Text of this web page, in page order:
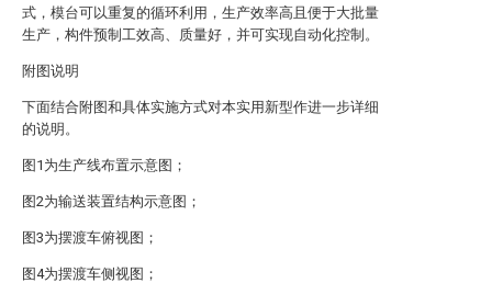
式，模台可以重复的循环利用，生产效率高且便于大批量
生产，构件预制工效高、质量好，并可实现自动化控制。
附图说明
下面结合附图和具体实施方式对本实用新型作进一步详细
的说明。
图1为生产线布置示意图；
图2为输送装置结构示意图；
图3为摆渡车俯视图；
图4为摆渡车侧视图；